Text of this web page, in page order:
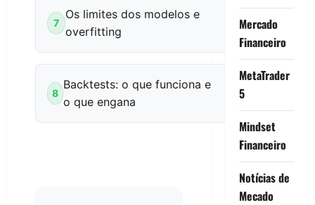
7
Os limites dos modelos e
overfitting
8
Backtests: o que funciona e
o que engana
Mercado
Financeiro
MetaTrader
5
Mindset
Financeiro
Notícias de
Mecado